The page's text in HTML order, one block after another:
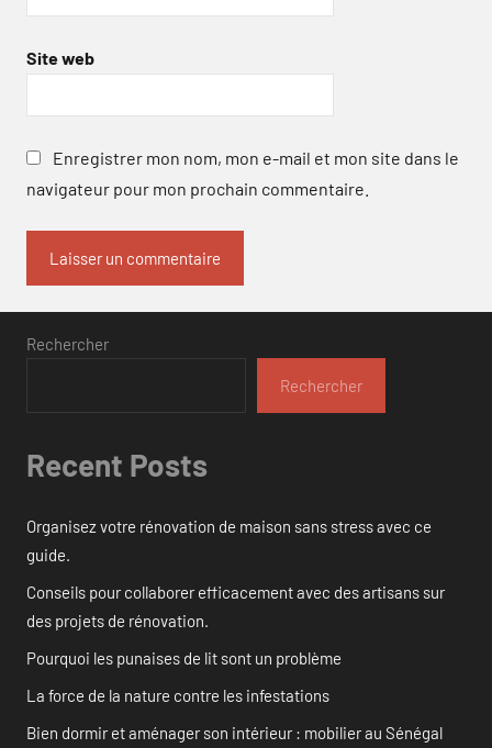
Site web
Enregistrer mon nom, mon e-mail et mon site dans le
navigateur pour mon prochain commentaire.
Rechercher
Rechercher
Recent Posts
Organisez votre rénovation de maison sans stress avec ce
guide.
Conseils pour collaborer efficacement avec des artisans sur
des projets de rénovation.
Pourquoi les punaises de lit sont un problème
La force de la nature contre les infestations
Bien dormir et aménager son intérieur : mobilier au Sénégal